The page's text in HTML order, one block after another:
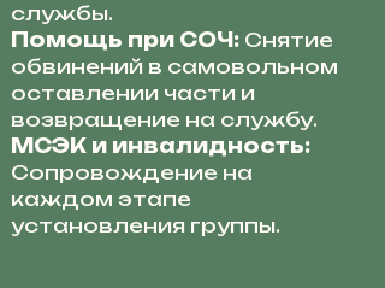
службы.
Помощь при СОЧ: Снятие
обвинений в самовольном
оставлении части и
возвращение на службу.
МСЭК и инвалидность:
Сопровождение на
каждом этапе
установления группы.